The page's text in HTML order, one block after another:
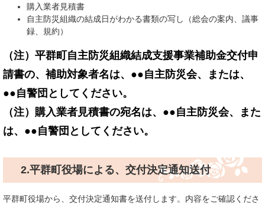
購入業者見積書
自主防災組織の結成日がわかる書類の写し（総会の案内、議事
録、規約）​
（注）平群町自主防災組織結成支援事業補助金交付申
請書の、補助対象者名は、●●自主防災会、または、
●●自警団としてください。
（注）購入業者見積書の宛名は、●●自主防災会、また
は、●●自警団としてください。
2.平群町役場による、交付決定通知送付
平群町役場から、交付決定通知書を送付します。内容をご確認くださ